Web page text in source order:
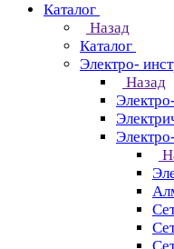
Каталог
Назад
Каталог
Электро-
Назад